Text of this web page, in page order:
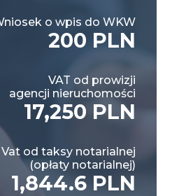
o wpis do WKW
200 PLN
VAT od prowizji
agencji nieruchomości
17,250 PLN
Vat od taksy notarialnej
(opłaty notarialnej)
1,844.6 PLN